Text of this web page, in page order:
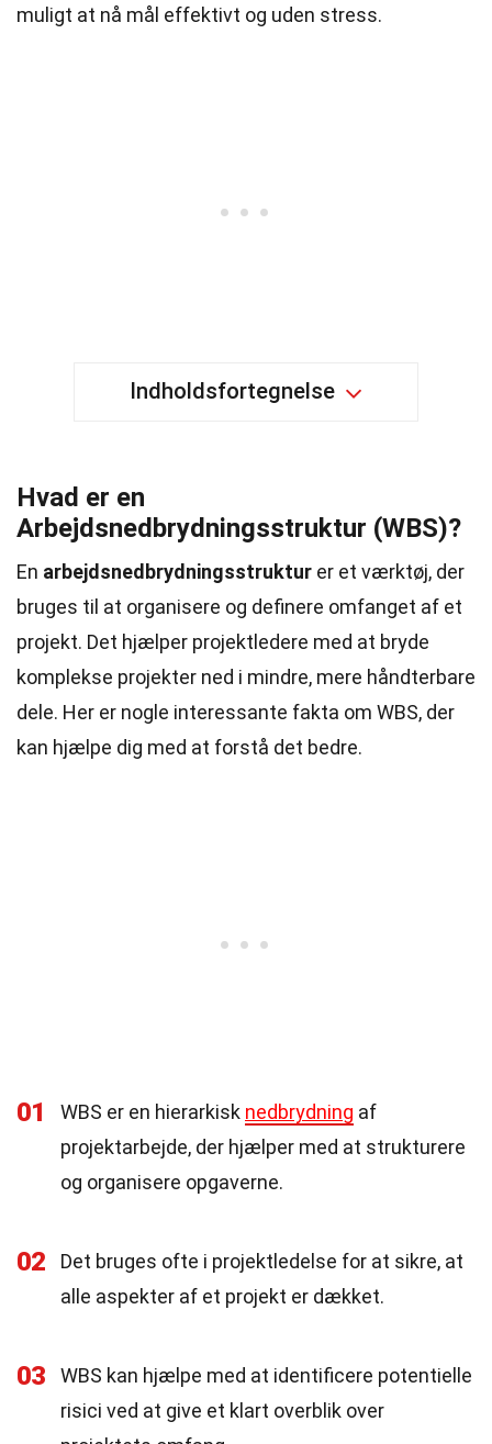
muligt at nå mål effektivt og uden stress.
Indholdsfortegnelse
Hvad er en
Arbejdsnedbrydningsstruktur (WBS)?
En arbejdsnedbrydningsstruktur er et værktøj, der
bruges til at organisere og definere omfanget af et
projekt. Det hjælper projektledere med at bryde
komplekse projekter ned i mindre, mere håndterbare
dele. Her er nogle interessante fakta om WBS, der
kan hjælpe dig med at forstå det bedre.
01 WBS er en hierarkisk nedbrydning af
projektarbejde, der hjælper med at strukturere
og organisere opgaverne.
02
Det bruges ofte i projektledelse for at sikre, at
alle aspekter af et projekt er dækket.
03
WBS kan hjælpe med at identificere potentielle
risici ved at give et klart overblik over